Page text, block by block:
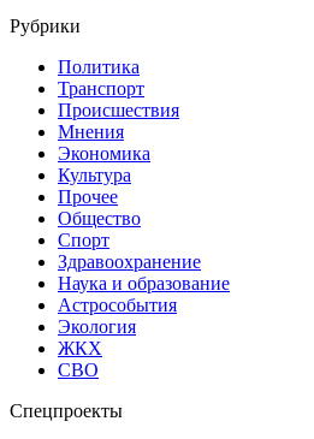
Рубрики
Политика
Транспорт
Происшествия
Мнения
Экономика
Культура
Прочее
Общество
Спорт
Здравоохранение
Наука и образование
Астрособытия
Экология
ЖКХ
СВО
Спецпроекты